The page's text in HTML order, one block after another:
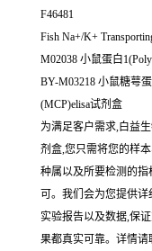
F46481
Fish Na+/K+
M02038 小鼠蛋白
BY-M03218 小鼠糖萼
(MCP)elisa试剂盒
为满足客户需求,白益
剂盒,您只需将您的样本
种属以及所要检测的指
可。我们会为您提供详
实验报告以及数据,保
果都真实可靠。详情请